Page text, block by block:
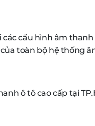
cấu hình âm
toàn bộ hệ thống
ô tô cao cấp tại